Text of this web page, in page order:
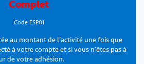
Complet
Code ESP01
au montant de l'activité une fois que
à votre compte et si vous n'êtes pas à
de votre adhésion.